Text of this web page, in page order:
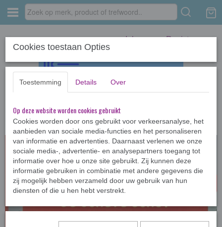
Inloggen Registreren
Home › Stripboeken › Suske en Wiske ›
NIEUWE DELEN
1STE DRUK
Cookies toestaan Opties
Toestemming Details Over
Op deze website worden cookies gebruikt
Cookies worden door ons gebruikt voor verkeersanalyse, het
aanbieden van sociale media-functies en het personaliseren
van informatie en advertenties. Daarnaast verlenen we onze
sociale media-, advertentie- en analysepartners toegang tot
informatie over hoe u onze site gebruikt. Zij kunnen deze
informatie gebruiken in combinatie met andere gegevens die
zij mogelijk hebben verzameld door uw gebruik van hun
diensten of die u hen hebt verstrekt.